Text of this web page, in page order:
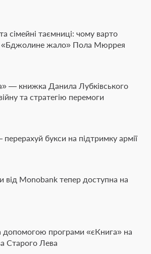
сімейні таємниці: чому варто
«Бджолине жало» Пола Мюррея
— книжка Данила Лубківського
та стратегію перемоги
букси на підтримку армії
від Monobank тепер доступна на
допомогою програми «єКнига» на
Старого Лева